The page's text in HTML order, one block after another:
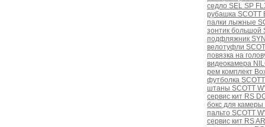
седло SEL SP
рубашка SCOTT
палки лыжные
зонтик большой
подфляжник
велотуфли
повязка на
видеокамера
рем комплект
футболка
штаны SCOTT
сервис кит RS
бокс для камеры
пальто SCOTT
сервис кит RS